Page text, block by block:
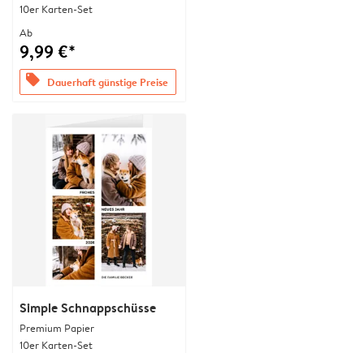
10er Karten-Set
Ab
9,99 €*
offers Dauerhaft günstige Preise
Simple Schnappschüsse
Premium Papier
10er Karten-Set